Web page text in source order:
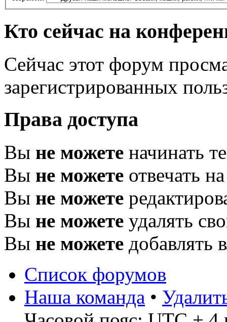
Кто сейчас на
Сейчас этот форум
зарегистрированных
Права доступа
Вы не можете начинать
Вы не можете отвечать
Вы не можете
Вы не можете удалять
Вы не можете добавлять
Список форумов
Наша команда •